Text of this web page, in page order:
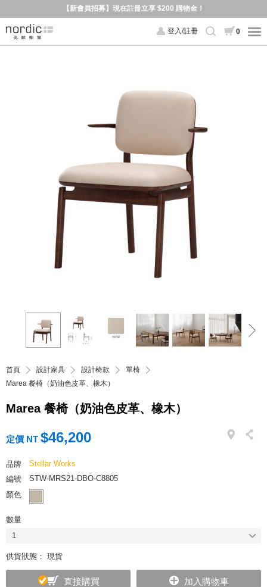
【新會員招募】現在註冊立享 $200 購物金！
登入/註冊 0
首頁 設計家具 設計椅款
單椅
Marea 餐椅（奶油色皮革、橡木）
Marea 餐椅（奶油色皮革、橡木）
定價 NT $46,200
品牌
Stellar Works
編號
STW-MRS21-DBO-C8805
顏色
數量
1
供貨狀態： 現貨
直接購買 加入購物車